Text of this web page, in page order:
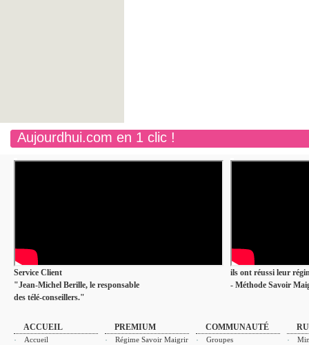
Aujourdhui.com en 1 clic !
Service Client
"Jean-Michel Berille, le responsable
des télé-conseillers."
ils ont réussi leur
- Méthode Savoir
ACCUEIL
Accueil
PREMIUM
Régime Savoir Maigrir
COMMUNAUTÉ
Groupes